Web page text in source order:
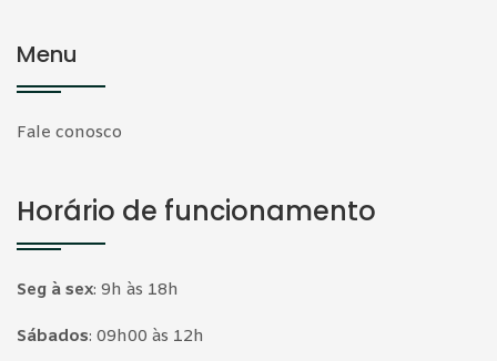
Menu
Fale conosco
Horário de funcionamento
Seg à sex: 9h às 18h
Sábados: 09h00 às 12h